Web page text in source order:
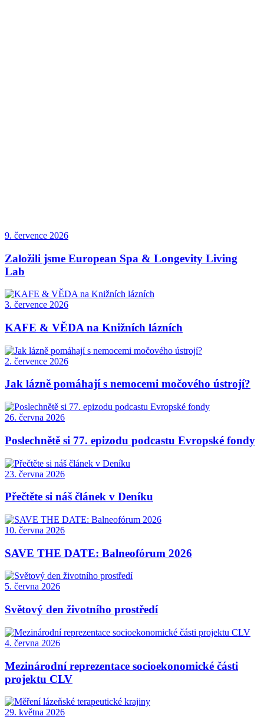
9. července 2026
Založili jsme European Spa & Longevity Living
Lab
3. července 2026
KAFE & VĚDA na Knižních lázních
2. července 2026
Jak lázně pomáhají s nemocemi močového ústrojí?
26. června 2026
Poslechnětě si 77. epizodu podcastu Evropské fondy
23. června 2026
Přečtěte si náš článek v Deníku
10. června 2026
SAVE THE DATE: Balneofórum 2026
5. června 2026
Světový den životního prostředí
4. června 2026
Mezinárodní reprezentace socioekonomické části
projektu CLV
29. května 2026